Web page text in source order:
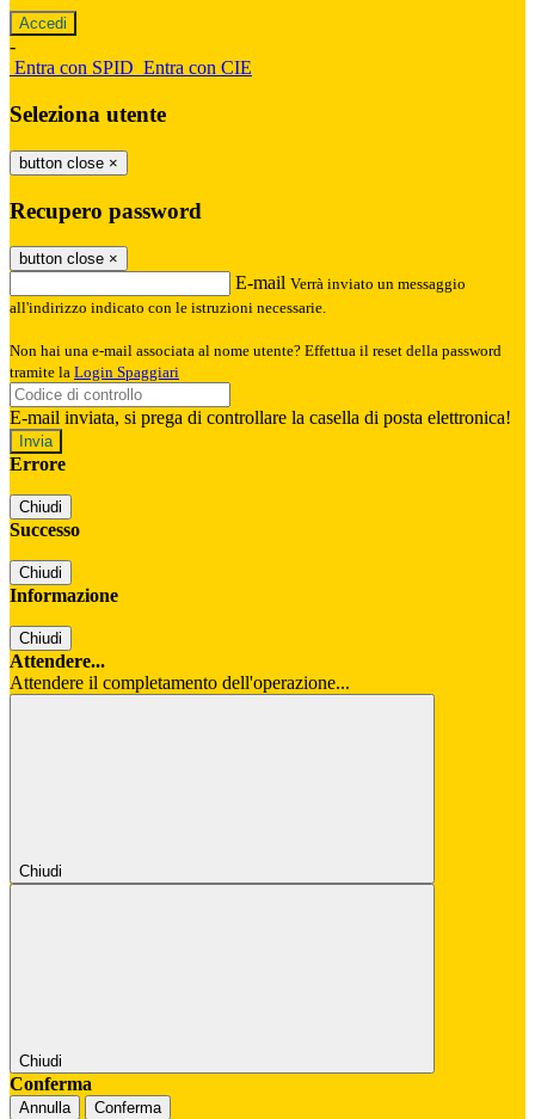
-
Entra con SPID Entra con CIE
Seleziona utente
button close ×
Recupero password
button close ×
E-mail Verrà inviato un messaggio
all'indirizzo indicato con le istruzioni necessarie.
Non hai una e-mail associata al nome utente? Effettua il reset della password
tramite la Login Spaggiari
E-mail inviata, si prega di controllare la casella di posta elettronica!
Errore
Chiudi
Successo
Chiudi
Informazione
Chiudi
Attendere...
Attendere il completamento dell'operazione...
Chiudi
Chiudi
Conferma
Annulla Conferma